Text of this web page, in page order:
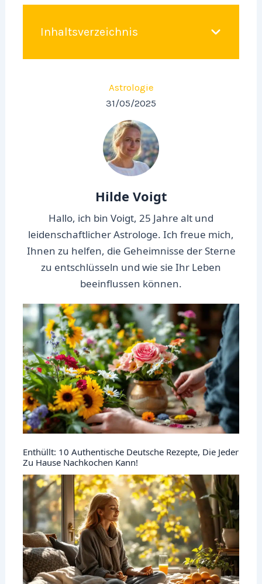
Inhaltsverzeichnis
Astrologie
31/05/2025
Hilde Voigt
Hallo, ich bin Voigt, 25 Jahre alt und
leidenschaftlicher Astrologe. Ich freue mich,
Ihnen zu helfen, die Geheimnisse der Sterne
zu entschlüsseln und wie sie Ihr Leben
beeinflussen können.
Enthüllt: 10 Authentische Deutsche Rezepte, Die Jeder
Zu Hause Nachkochen Kann!